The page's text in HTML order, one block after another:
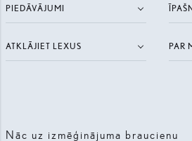
PIEDĀVĀJUMI
ATKLĀJIET LEXUS PAR
Nāc uz izmēģinājuma braucienu